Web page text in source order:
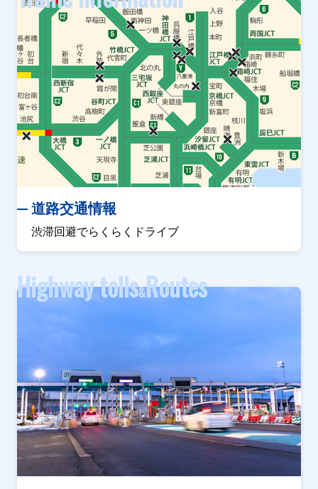
道路交通情報
渋滞回避でらくらくドライブ
Highway tolls&Routes